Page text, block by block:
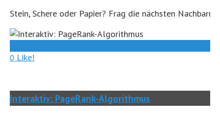
Stein, Schere oder Papier? Frag die nächsten Nachbarn.
0 Like!
Interaktiv: PageRank-Algorithmus